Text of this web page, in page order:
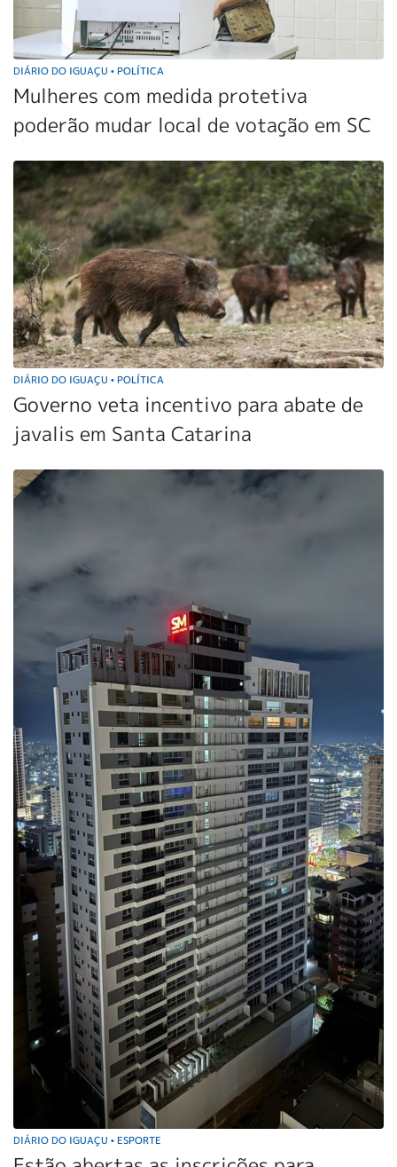
DIÁRIO DO IGUAÇU • POLÍTICA
Mulheres com medida protetiva
poderão mudar local de votação em SC
DIÁRIO DO IGUAÇU • POLÍTICA
Governo veta incentivo para abate de
javalis em Santa Catarina
DIÁRIO DO IGUAÇU • ESPORTE